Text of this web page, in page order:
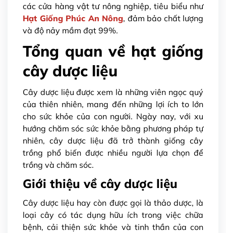
các cửa hàng vật tư nông nghiệp, tiêu biểu như
Hạt Giống Phúc An Nông, đảm bảo chất lượng
và độ nảy mầm đạt 99%.
Tổng quan về hạt giống
cây dược liệu
Cây dược liệu được xem là những viên ngọc quý
của thiên nhiên, mang đến những lợi ích to lớn
cho sức khỏe của con người. Ngày nay, với xu
hướng chăm sóc sức khỏe bằng phương pháp tự
nhiên, cây dược liệu đã trở thành giống cây
trồng phổ biến được nhiều người lựa chọn để
trồng và chăm sóc.
Giới thiệu về cây dược liệu
Cây dược liệu hay còn được gọi là thảo dược, là
loại cây có tác dụng hữu ích trong việc chữa
bệnh, cải thiện sức khỏe và tinh thần của con